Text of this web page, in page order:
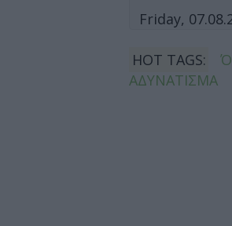
Friday,
HOT TAGS:
ΑΔΥΝΑΤΙΣΜΑ